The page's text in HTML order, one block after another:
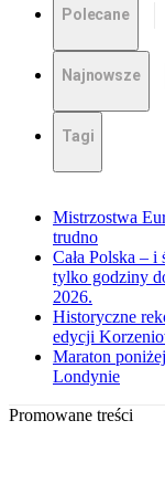
Polecane
Najnowsze
Tagi
Mistrzostwa
trudno
Cała Polska –
tylko godziny
2026.
Historyczne
edycji
Maraton
Londynie
Promowane treści